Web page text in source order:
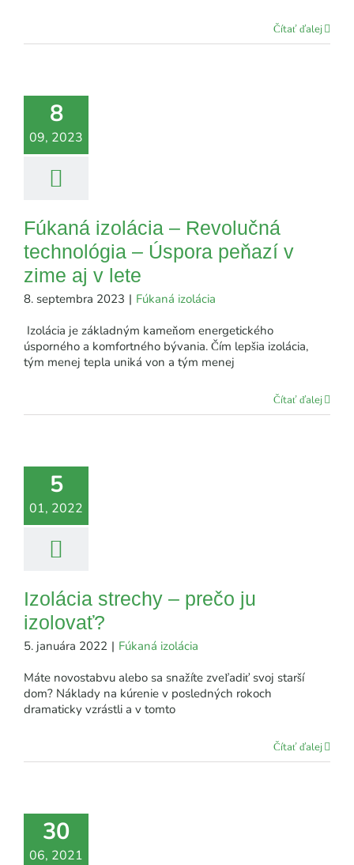
Čítať ďalej
8
09, 2023
Fúkaná izolácia – Revolučná
technológia – Úspora peňazí v
zime aj v lete
8. septembra 2023 | Fúkaná izolácia
Izolácia je základným kameňom energetického
úsporného a komfortného bývania. Čím lepšia izolácia,
tým menej tepla uniká von a tým menej
Čítať ďalej
5
01, 2022
Izolácia strechy – prečo ju
izolovať?
5. januára 2022 | Fúkaná izolácia
Máte novostabvu alebo sa snažíte zveľadiť svoj starší
dom? Náklady na kúrenie v posledných rokoch
dramaticky vzrástli a v tomto
Čítať ďalej
30
06, 2021